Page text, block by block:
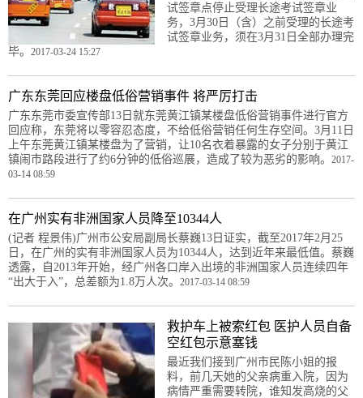
试签章点停止受理长途考试签章业
务，3月30日（含）之前受理的长途考
试签章业务，须在3月31日全部办理完
毕。 2017-03-24 15:27
广东东莞回应楼盘低俗营销事件 将严厉打击
广东东莞市委宣传部13日就东莞黄江镇某楼盘低俗营销事件进行官方
回应称，东莞将以零容忍态度，不给低俗营销任何生存空间。3月11日
上午东莞黄江镇某楼盘为了营销，让10名衣着暴露的女子分别于黄江
镇闹市路段进行了约6分钟的低俗巡展，造成了较为恶劣的影响。 2017-
03-14 08:59
在广州实有非洲国家人员降至10344人
(记者 程景伟)广州市公安局副局长蔡巍13日证实，截至2017年2月25
日，在广州的实有非洲国家人员为10344人，达到近年来最低值。蔡巍
透露，自2013年开始，经广州各口岸入出境的非洲国家人员连续四年
“出大于入”，总差额为1.8万人次。 2017-03-14 08:59
救护车上被索红包 医护人员自备
空红包示意塞钱
最近我们接到广州市民陈小姐的报
料，前几天她的父亲病重入院，因为
病情严重需要转院，谁知发高烧的父